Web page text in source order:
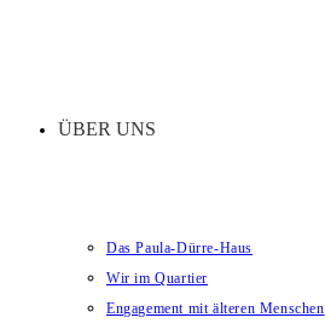
ÜBER UNS
Das Paula-Dürre-Haus
Wir im Quartier
Engagement mit älteren Menschen